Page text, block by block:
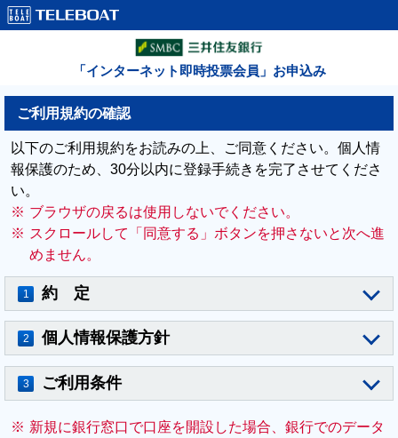
「インターネット即時投票会員」お申込み
ご利用規約の確認
以下のご利用規約をお読みの上、ご同意ください。個人情
報保護のため、30分以内に登録手続きを完了させてくださ
い。
※ ブラウザの戻るは使用しないでください。
※ スクロールして「同意する」ボタンを押さないと次へ進
めません。
※ 新規に銀行窓口で口座を開設した場合、銀行でのデータ